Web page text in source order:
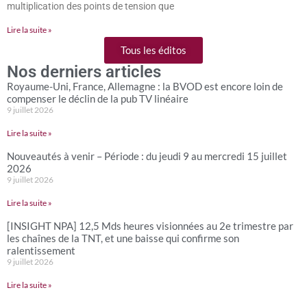
multiplication des points de tension que
Lire la suite »
Tous les éditos
Nos derniers articles
Royaume-Uni, France, Allemagne : la BVOD est encore loin de
compenser le déclin de la pub TV linéaire
9 juillet 2026
Lire la suite »
Nouveautés à venir – Période : du jeudi 9 au mercredi 15 juillet
2026
9 juillet 2026
Lire la suite »
[INSIGHT NPA] 12,5 Mds heures visionnées au 2e trimestre par
les chaînes de la TNT, et une baisse qui confirme son
ralentissement
9 juillet 2026
Lire la suite »